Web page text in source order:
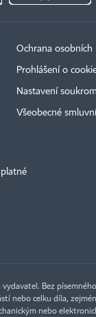
Ochrana osobních
Prohlášení o
Nastavení
Všeobecné
Bez
nebo celku díla,
nebo